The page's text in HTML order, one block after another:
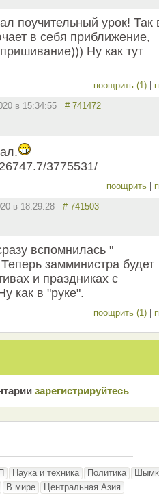
поучительный урок! Так
в себя приближение,
Ну как тут
поощрить (1)
в 15:34:55 # 741472
3775531/
поощрить
в 18:29:28 # 741503
вспомнилась "
замминистра будет
и праздниках с
как в "руке".
поощрить (1)
зарeгиcтрирyйтeсь
Наука и техника Политика
В мире
Центральная Азия